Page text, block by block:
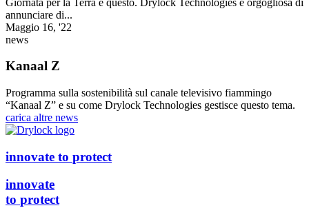
annunciare di...
Maggio 16, '22
news
Kanaal Z
Programma sulla sostenibilità sul canale televisivo fiammingo
“Kanaal Z” e su come Drylock Technologies gestisce questo tema.
carica altre news
innovate to protect
innovate
to protect